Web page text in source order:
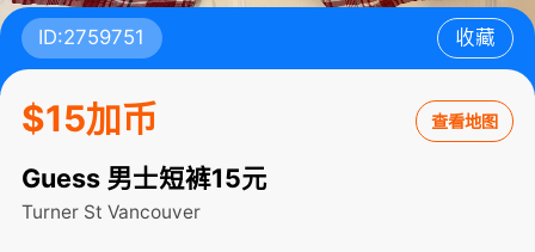
ID:2759751 收藏
$15加币 查看地图
Guess 男士短裤15元
Turner St Vancouver